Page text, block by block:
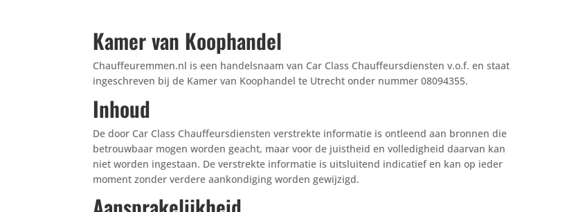
Kamer van Koophandel
Chauffeuremmen.nl is een handelsnaam van Car Class Chauffeursdiensten v.o.f. en staat
ingeschreven bij de Kamer van Koophandel te Utrecht onder nummer 08094355.
Inhoud
De door Car Class Chauffeursdiensten verstrekte informatie is ontleend aan bronnen die
betrouwbaar mogen worden geacht, maar voor de juistheid en volledigheid daarvan kan
niet worden ingestaan. De verstrekte informatie is uitsluitend indicatief en kan op ieder
moment zonder verdere aankondiging worden gewijzigd.